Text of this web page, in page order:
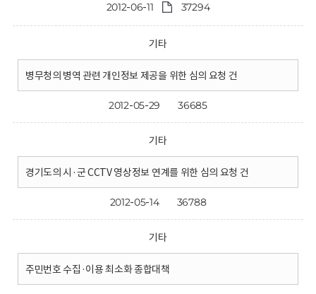
2012-06-11 37294
기타
병무청의 병역 관련 개인정보 제공을 위한 심의 요청 건
2012-05-29 36685
기타
경기도의 시·군 CCTV 영상정보 연계를 위한 심의 요청 건
2012-05-14 36788
기타
주민번호 수집·이용 최소화 종합대책